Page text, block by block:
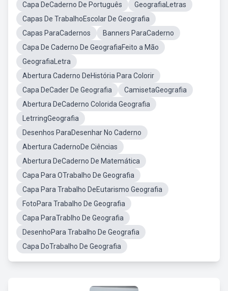
Capa DeCaderno De Português
GeografiaLetras
Capas De TrabalhoEscolar De Geografia
Capas ParaCadernos
Banners ParaCaderno
Capa De Caderno De GeografiaFeito a Mão
GeografiaLetra
Abertura Caderno DeHistória Para Colorir
Capa DeCader De Geografia
CamisetaGeografia
Abertura DeCaderno Colorida Geografia
LetrringGeografia
Desenhos ParaDesenhar No Caderno
Abertura CadernoDe Ciências
Abertura DeCaderno De Matemática
Capa Para OTrabalho De Geografia
Capa Para Trabalho DeEutarismo Geografia
FotoPara Trabalho De Geografia
Capa ParaTrablho De Geografia
DesenhoPara Trabalho De Geografia
Capa DoTrabalho De Geografia